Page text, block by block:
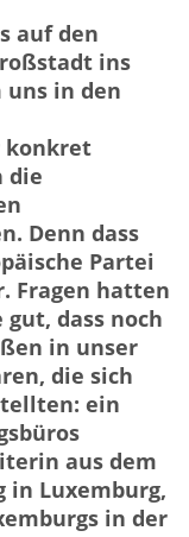
auf den
ins
uns in den
konkret
die
Denn dass
Partei
Fragen hatten
dass noch
in unser
die sich
ein
aus dem
in Luxemburg,
in der